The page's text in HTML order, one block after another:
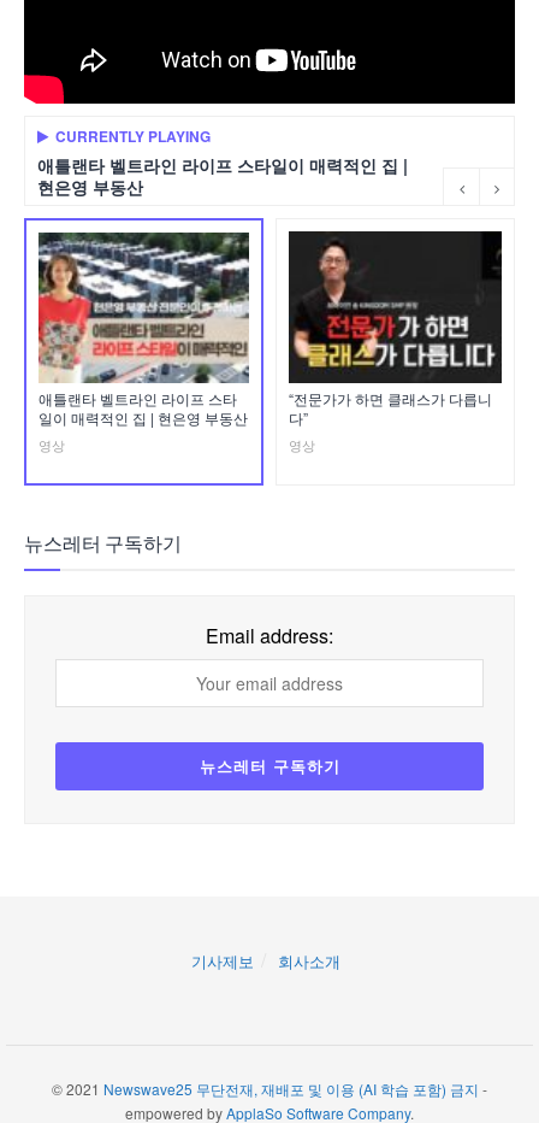
CURRENTLY PLAYING
애틀랜타 벨트라인 라이프 스타일이 매력적인 집 |
현은영 부동산
애틀랜타 벨트라인 라이프 스타
일이 매력적인 집 | 현은영 부동산
영상
“전문가가 하면 클래스가 다릅니
다”
영상
뉴스레터 구독하기
Email address:
기사제보 회사소개
© 2021 Newswave25 무단전재, 재배포 및 이용 (AI 학습 포함) 금지 -
empowered byApplaSo Software Company.